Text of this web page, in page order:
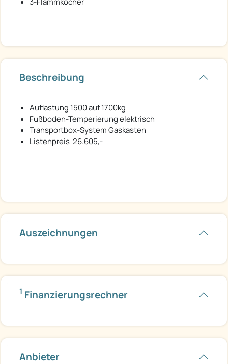
Beschreibung
Auflastung 1500 auf 1700kg
Fußboden-Temperierung elektrisch
Transportbox-System Gaskasten
Listenpreis  26.605,-
Auszeichnungen
1 Finanzierungsrechner
Anbieter